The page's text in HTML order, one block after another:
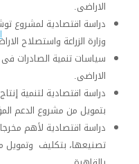
الاراضى.
دراسة اقتصادية لمشروع
وزارة الزراعة واستصلاح
سياسات تنمية الصادرات فى
الاراضى.
دراسة اقتصادية لتنمية
بتمويل من مشروع الدعم
دراسة اقتصادية لأهم
تصنيعها، بتكليف وتمويل